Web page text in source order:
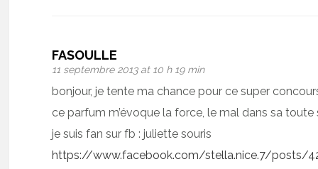
FASOULLE
11 septembre 2013 at 10 h 19 min
bonjour, je tente ma chance pour ce super
ce parfum m’évoque la force, le mal dans sa
je suis fan sur fb : juliette souris
https://www.facebook.com/stella.nice.7/posts/